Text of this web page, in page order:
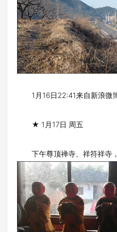
1月16日22:41来自新浪微
★ 1月17日 周五
下午尊顶禅寺、祥符祥寺